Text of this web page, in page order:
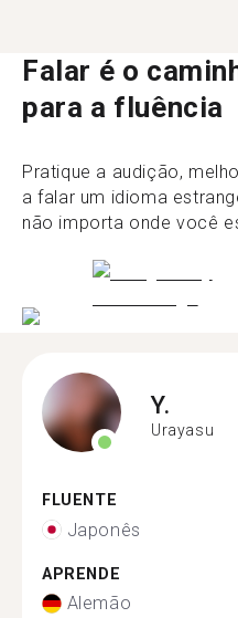
Falar é o
para a fluência
Pratique a audição,
a falar um idioma
não importa onde você
Y.
Urayasu
FLUENTE
Japonês
APRENDE
Alemão